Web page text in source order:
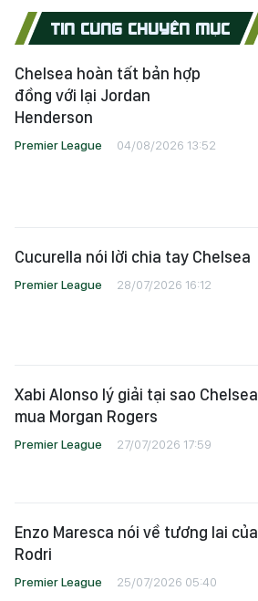
TIN CÙNG CHUYÊN MỤC
Chelsea hoàn tất bản hợp
đồng với lại Jordan
Henderson
Premier League 04/08/2026 13:52
Cucurella nói lời chia tay Chelsea
Premier League 28/07/2026 16:12
Xabi Alonso lý giải tại sao Chelsea
mua Morgan Rogers
Premier League 27/07/2026 17:59
Enzo Maresca nói về tương lai của
Rodri
Premier League 25/07/2026 05:40